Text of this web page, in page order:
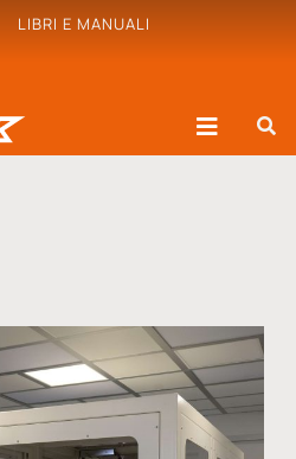
LIBRI E MANUALI